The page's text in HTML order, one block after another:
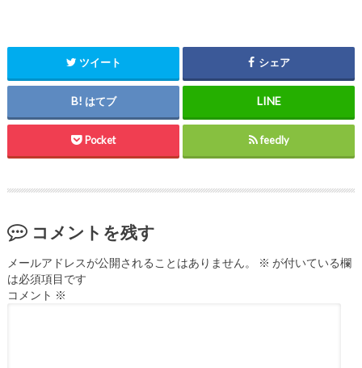
ツイート シェア
はてブ
Pocket feedly
コメントを残す
メールアドレスが公開されることはありません。 ※ が付いている欄
は必須項目です
コメント ※